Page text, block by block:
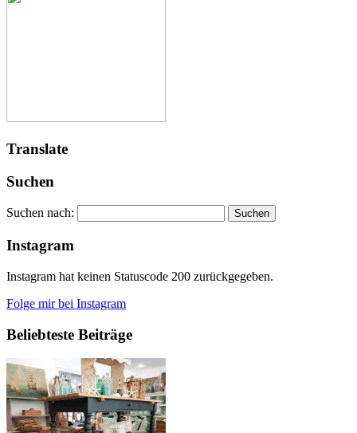
Translate
Suchen
Suchen nach:
Instagram
Instagram hat keinen Statuscode 200 zurückgegeben.
Folge mir bei Instagram
Beliebteste Beiträge